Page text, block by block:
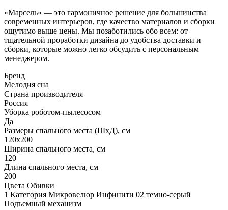
«Марсель» — это гармоничное решение для большинства
современных интерьеров, где качество материалов и сборки
ощутимо выше цены. Мы позаботились обо всем: от
тщательной проработки дизайна до удобства доставки и
сборки, которые можно легко обсудить с персональным
менеджером.
Бренд
Мелодия сна
Страна производителя
Россия
Уборка роботом-пылесосом
Да
Размеры спального места (ШхД), см
120х200
Ширина спального места, см
120
Длина спального места, см
200
Цвета Обивки
1 Категория Микровелюр Инфинити 02 темно-серый
Подъемный механизм